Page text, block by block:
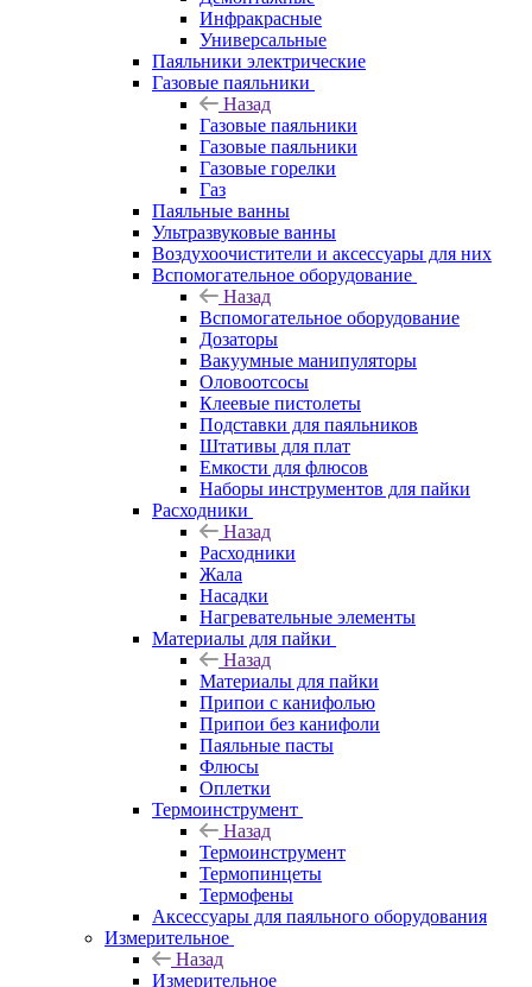
Инфракрасные
Универсальные
Паяльники электрические
Газовые паяльники
Назад
Газовые паяльники
Газовые паяльники
Газовые горелки
Газ
Паяльные ванны
Ультразвуковые ванны
Воздухоочистители и аксессуары для них
Вспомогательное оборудование
Назад
Вспомогательное оборудование
Дозаторы
Вакуумные манипуляторы
Оловоотсосы
Клеевые пистолеты
Подставки для паяльников
Штативы для плат
Емкости для флюсов
Наборы инструментов для пайки
Расходники
Назад
Расходники
Жала
Насадки
Нагревательные элементы
Материалы для пайки
Назад
Материалы для пайки
Припои с канифолью
Припои без канифоли
Паяльные пасты
Флюсы
Оплетки
Термоинструмент
Назад
Термоинструмент
Термопинцеты
Термофены
Аксессуары для паяльного оборудования
Измерительное
Назад
Измерительное